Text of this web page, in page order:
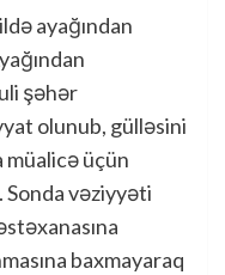
ayağından
şəhər
olunub, gülləsini
müalicə üçün
vəziyyəti
baxmayaraq